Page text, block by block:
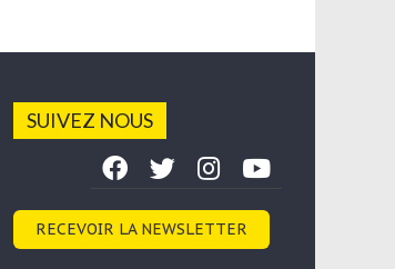
SUIVEZ NOUS
RECEVOIR LA NEWSLETTER